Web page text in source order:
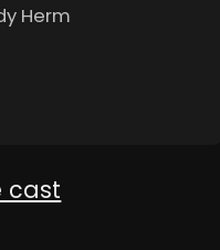
Herm
cast